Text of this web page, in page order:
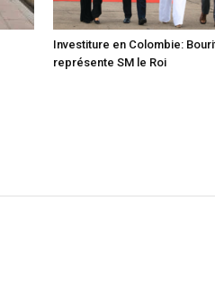
Investiture en Colombie:
représente SM le Roi